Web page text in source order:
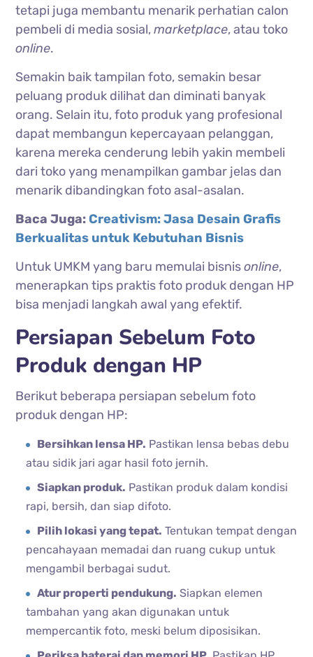
tetapi juga membantu menarik perhatian calon
pembeli di media sosial,marketplace, atau toko
online.
Semakin baik tampilan foto, semakin besar
peluang produk dilihat dan diminati banyak
orang. Selain itu, foto produk yang profesional
dapat membangun kepercayaan pelanggan,
karena mereka cenderung lebih yakin membeli
dari toko yang menampilkan gambar jelas dan
menarik dibandingkan foto asal-asalan.
Baca Juga: Creativism: Jasa Desain Grafis
Berkualitas untuk Kebutuhan Bisnis
Untuk UMKM yang baru memulai bisnisonline,
menerapkan tips praktis foto produk dengan HP
bisa menjadi langkah awal yang efektif.
Persiapan Sebelum Foto
Produk dengan HP
Berikut beberapa persiapan sebelum foto
produk dengan HP:
Bersihkan lensa HP. Pastikan lensa bebas debu
atau sidik jari agar hasil foto jernih.
Siapkan produk. Pastikan produk dalam kondisi
rapi, bersih, dan siap difoto.
Pilih lokasi yang tepat. Tentukan tempat dengan
pencahayaan memadai dan ruang cukup untuk
mengambil berbagai sudut.
Atur properti pendukung. Siapkan elemen
tambahan yang akan digunakan untuk
mempercantik foto, meski belum diposisikan.